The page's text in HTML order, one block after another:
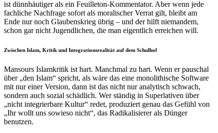
ist dünnhäutiger als ein Feuilleton-Kommentator. Aber wenn jede
fachliche Nachfrage sofort als moralischer Verrat gilt, bleibt am
Ende nur noch Glaubenskrieg übrig – und der hilft niemandem,
schon gar nicht Jugendlichen, die man eigentlich erreichen will.
Zwischen Islam, Kritik und Integrationsrealität auf dem Schulhof
Mansours Islamkritik ist hart. Manchmal zu hart. Wenn er pauschal
über „den Islam“ spricht, als wäre das eine monolithische Software
mit nur einer Version, dann ist das nicht nur analytisch schwach,
sondern auch sozial schädlich. Wer ständig in Superlativen über
„nicht integrierbare Kultur“ redet, produziert genau das Gefühl von
„Ihr wollt uns sowieso nicht“, das Radikalisierer als Dünger
benutzen.